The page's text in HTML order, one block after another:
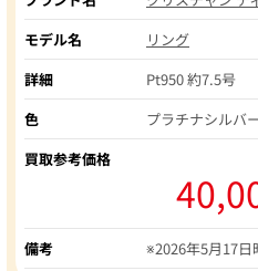
モデル名
リング
詳細
Pt950 約7.5号
色
プラチナシルバ
買取参考価格
備考 ※2026年5月17